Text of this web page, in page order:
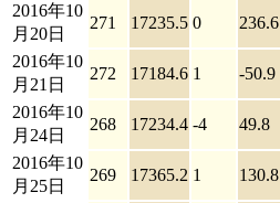
2016年10
月20日
271 17235.5 0 236.6
2016年10
月21日
272 17184.6 1 -50.9
2016年10
月24日
268 17234.4 -4 49.8
2016年10
月25日
269 17365.2 1 130.8